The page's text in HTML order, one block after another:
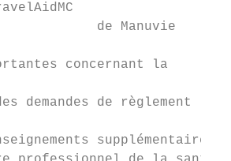
de Manuvie
concernant la
demandes de règlement
renseignements